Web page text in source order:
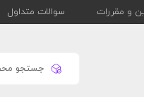
و مقررات سوالات متداول